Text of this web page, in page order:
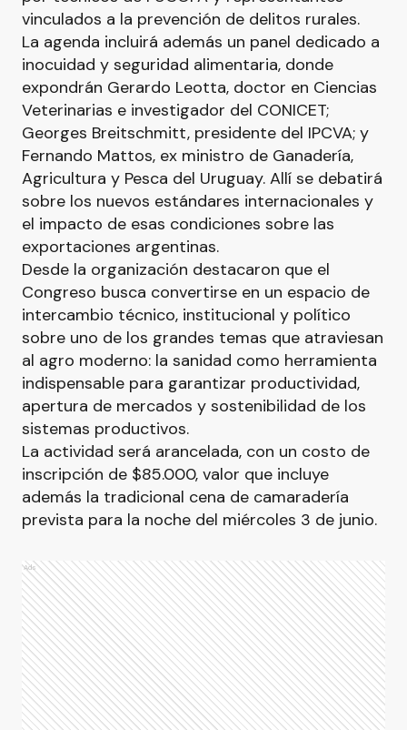
vinculados a la prevención de delitos rurales.
La agenda incluirá además un panel dedicado a
inocuidad y seguridad alimentaria, donde
expondrán Gerardo Leotta, doctor en Ciencias
Veterinarias e investigador del CONICET;
Georges Breitschmitt, presidente del IPCVA; y
Fernando Mattos, ex ministro de Ganadería,
Agricultura y Pesca del Uruguay. Allí se debatirá
sobre los nuevos estándares internacionales y
el impacto de esas condiciones sobre las
exportaciones argentinas.
Desde la organización destacaron que el
Congreso busca convertirse en un espacio de
intercambio técnico, institucional y político
sobre uno de los grandes temas que atraviesan
al agro moderno: la sanidad como herramienta
indispensable para garantizar productividad,
apertura de mercados y sostenibilidad de los
sistemas productivos.
La actividad será arancelada, con un costo de
inscripción de $85.000, valor que incluye
además la tradicional cena de camaradería
prevista para la noche del miércoles 3 de junio.
Ads